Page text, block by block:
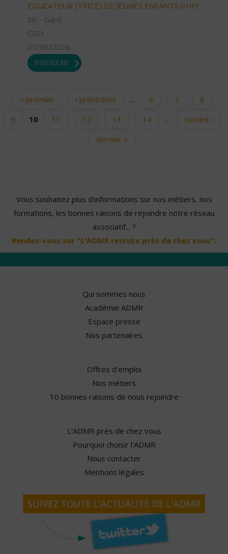
EDUCATEUR (TRICE) DE JEUNES ENFANTS (H/F)
30 - Gard
CDD
05/06/2026
POSTULER
Pages« premier ‹ précédent … 6 7
8
9
10 11 12 13 14 …
suivant ›
dernier »
Vous souhaitez plus d'informations sur nos métiers, nos
formations, les bonnes raisons de rejoindre notre réseau
associatif... ?
Rendez-vous sur "L'ADMR recrute près de chez vous".
Qui sommes nous
Académie ADMR
Espace presse
Nos partenaires
Offres d'emploi
Nos métiers
10 bonnes raisons de nous rejoindre
L'ADMR près de chez vous
Pourquoi choisir l'ADMR
Nous contacter
Mentions légales